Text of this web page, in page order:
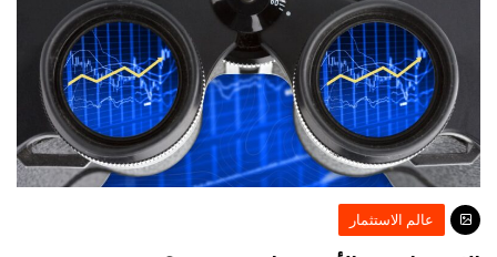
عالم الاستثمار